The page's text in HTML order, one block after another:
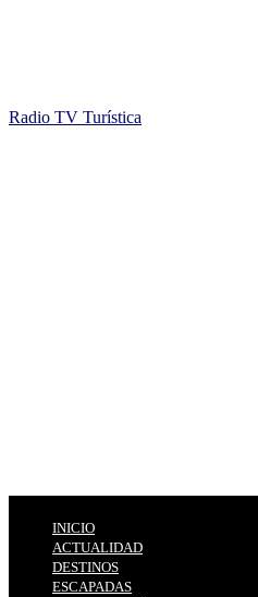
Radio TV Turística
INICIO
ACTUALIDAD
DESTINOS
ESCAPADAS